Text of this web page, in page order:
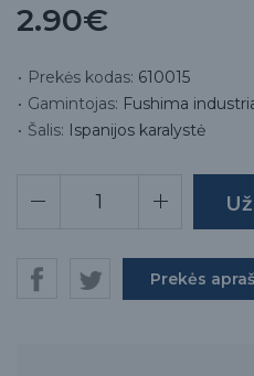
2.90€
Prekės kodas: 610015
Gamintojas: Fushima
Šalis: Ispanijos karalystė
Prekės